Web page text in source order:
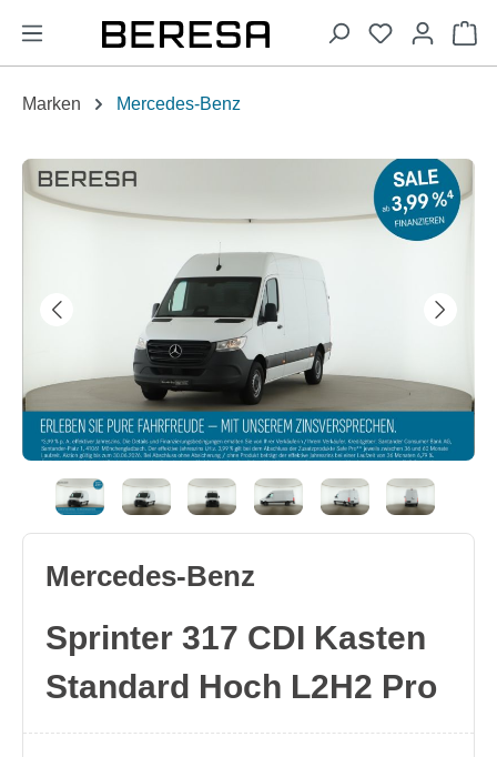
springen
Marken Mercedes-Benz
Bildergalerie überspringen
Mercedes-Benz
Sprinter 317 CDI Kasten
Standard Hoch L2H2 Pro